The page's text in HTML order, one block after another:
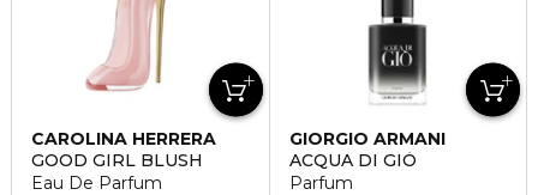
CAROLINA HERRERA
GOOD GIRL BLUSH
Eau De Parfum
GIORGIO ARMANI
ACQUA DI GIÒ
Parfum